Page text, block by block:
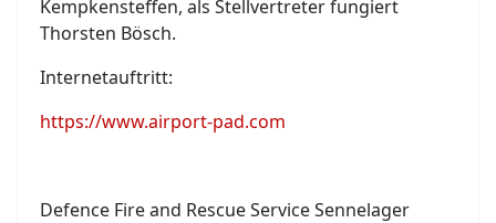
Kempkensteffen, als Stellvertreter fungiert
Thorsten Bösch.
Internetauftritt:
https://www.airport-pad.com
Defence Fire and Rescue Service Sennelager